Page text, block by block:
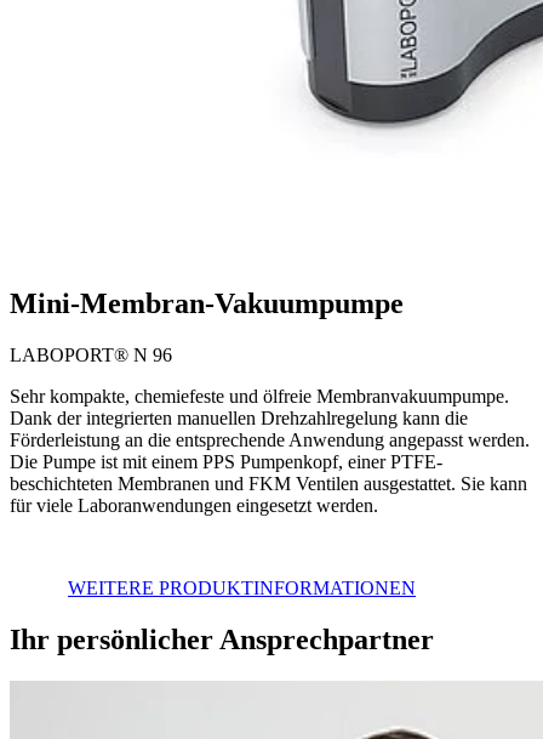
Mini-Membran-Vakuumpumpe
LABOPORT® N 96
Sehr kompakte, chemiefeste und ölfreie Membranvakuumpumpe.
Dank der integrierten manuellen Drehzahlregelung kann die
Förderleistung an die entsprechende Anwendung angepasst werden.
Die Pumpe ist mit einem PPS Pumpenkopf, einer PTFE-
beschichteten Membranen und FKM Ventilen ausgestattet. Sie kann
für viele Laboranwendungen eingesetzt werden.
WEITERE PRODUKTINFORMATIONEN
Ihr persönlicher Ansprechpartner